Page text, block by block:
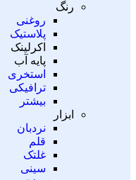
رنگ
روغنی
پلاستیک
اکرلینک
پایه آب
استخری
ترافیکی
بیشتر
ابزار
نردبان
قلم
غلتک
سینی